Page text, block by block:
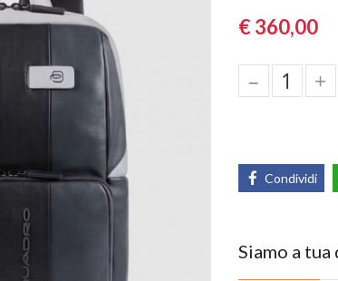
€ 360,00
– +
Condividi
Siamo a